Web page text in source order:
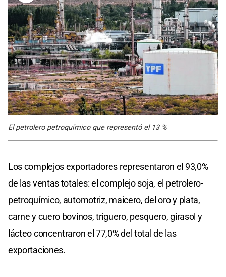
El petrolero petroquímico que representó el 13 %
Los complejos exportadores representaron el 93,0%
de las ventas totales: el complejo soja, el petrolero-
petroquímico, automotriz, maicero, del oro y plata,
carne y cuero bovinos, triguero, pesquero, girasol y
lácteo concentraron el 77,0% del total de las
exportaciones.